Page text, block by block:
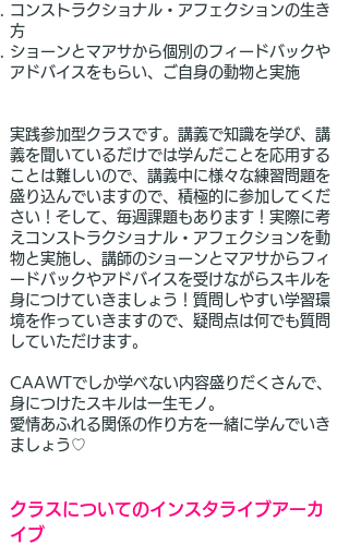
コンストラクショナル・アフェクションの生き
方
ショーンとマアサから個別のフィードバックや
アドバイスをもらい、ご自身の動物と実施
実践参加型クラスです。講義で知識を学び、講
義を聞いているだけでは学んだことを応用する
ことは難しいので、講義中に様々な練習問題を
盛り込んでいますので、積極的に参加してくだ
さい！そして、毎週課題もあります！実際に考
えコンストラクショナル・アフェクションを動
物と実施し、講師のショーンとマアサからフィ
ードバックやアドバイスを受けながらスキルを
身につけていきましょう！質問しやすい学習環
境を作っていきますので、疑問点は何でも質問
していただけます。
CAAWTでしか学べない内容盛りだくさんで、
身につけたスキルは一生モノ。
愛情あふれる関係の作り方を一緒に学んでいき
ましょう♡
クラスについてのインスタライブアーカ
イブ